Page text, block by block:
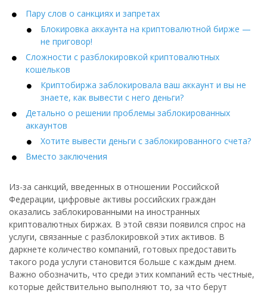
Пару слов о санкциях и запретах
Блокировка аккаунта на криптовалютной бирже —
не приговор!
Сложности с разблокировкой криптовалютных
кошельков
Криптобиржа заблокировала ваш аккаунт и вы не
знаете, как вывести с него деньги?
Детально о решении проблемы заблокированных
аккаунтов
Хотите вывести деньги с заблокированного счета?
Вместо заключения
Из-за санкций, введенных в отношении Российской
Федерации, цифровые активы российских граждан
оказались заблокированными на иностранных
криптовалютных биржах. В этой связи появился спрос на
услуги, связанные с разблокировкой этих активов. В
даркнете количество компаний, готовых предоставить
такого рода услуги становится больше с каждым днем.
Важно обозначить, что среди этих компаний есть честные,
которые действительно выполняют то, за что берут